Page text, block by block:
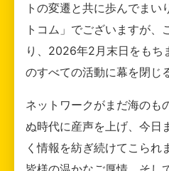
トの変遷と共に歩んでまい
トコム」でございますが、
り、2026年2月末日をもち
のすべての活動に幕を閉じ
ネットワークがまだ海のも
ぬ時代に産声を上げ、今日
く情報を紡ぎ続けてこられ